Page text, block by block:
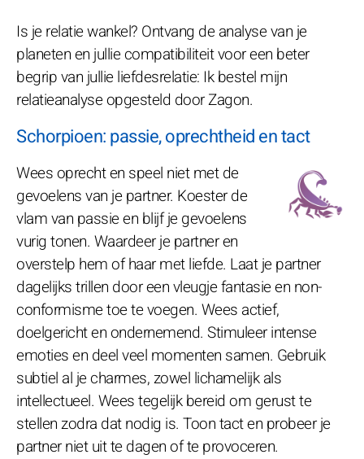
Is je relatie wankel? Ontvang de analyse van je
planeten en jullie compatibiliteit voor een beter
begrip van jullie liefdesrelatie: Ik bestel mijn
relatieanalyse opgesteld door Zagon.
Schorpioen: passie, oprechtheid en tact
Wees oprecht en speel niet met de
gevoelens van je partner. Koester de
vlam van passie en blijf je gevoelens
vurig tonen. Waardeer je partner en
overstelp hem of haar met liefde. Laat je partner
dagelijks trillen door een vleugje fantasie en non-
conformisme toe te voegen. Wees actief,
doelgericht en ondernemend. Stimuleer intense
emoties en deel veel momenten samen. Gebruik
subtiel al je charmes, zowel lichamelijk als
intellectueel. Wees tegelijk bereid om gerust te
stellen zodra dat nodig is. Toon tact en probeer je
partner niet uit te dagen of te provoceren.